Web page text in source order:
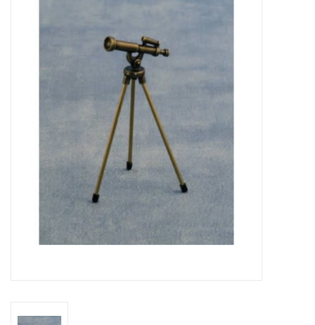
Fournitures bricolage